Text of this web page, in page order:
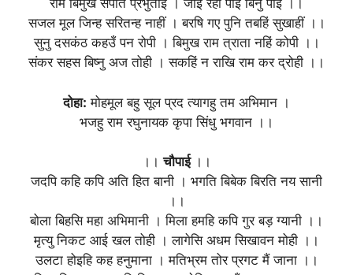
राम बिमुख संपति प्रभुताई । जाइ रही पाई बिनु पाई ।।
सजल मूल जिन्ह सरितन्ह नाहीं । बरषि गए पुनि तबहिं सुखाहीं ।।
सुनु दसकंठ कहउँ पन रोपी । बिमुख राम त्राता नहिं कोपी ।।
संकर सहस बिष्नु अज तोही । सकहिं न राखि राम कर द्रोही ।।
दोहा: मोहमूल बहु सूल प्रद त्यागहु तम अभिमान ।
भजहु राम रघुनायक कृपा सिंधु भगवान ।।
।।चौपाई ।।
जदपि कहि कपि अति हित बानी । भगति बिबेक बिरति नय सानी
।।
बोला बिहसि महा अभिमानी । मिला हमहि कपि गुर बड़ ग्यानी ।।
मृत्यु निकट आई खल तोही । लागेसि अधम सिखावन मोही ।।
उलटा होइहि कह हनुमाना । मतिभ्रम तोर प्रगट मैं जाना ।।